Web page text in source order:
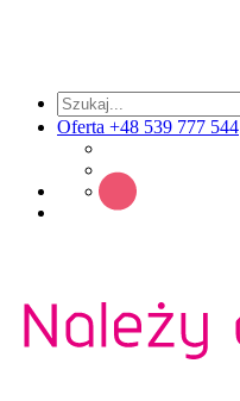
Oferta +48 539 777 544